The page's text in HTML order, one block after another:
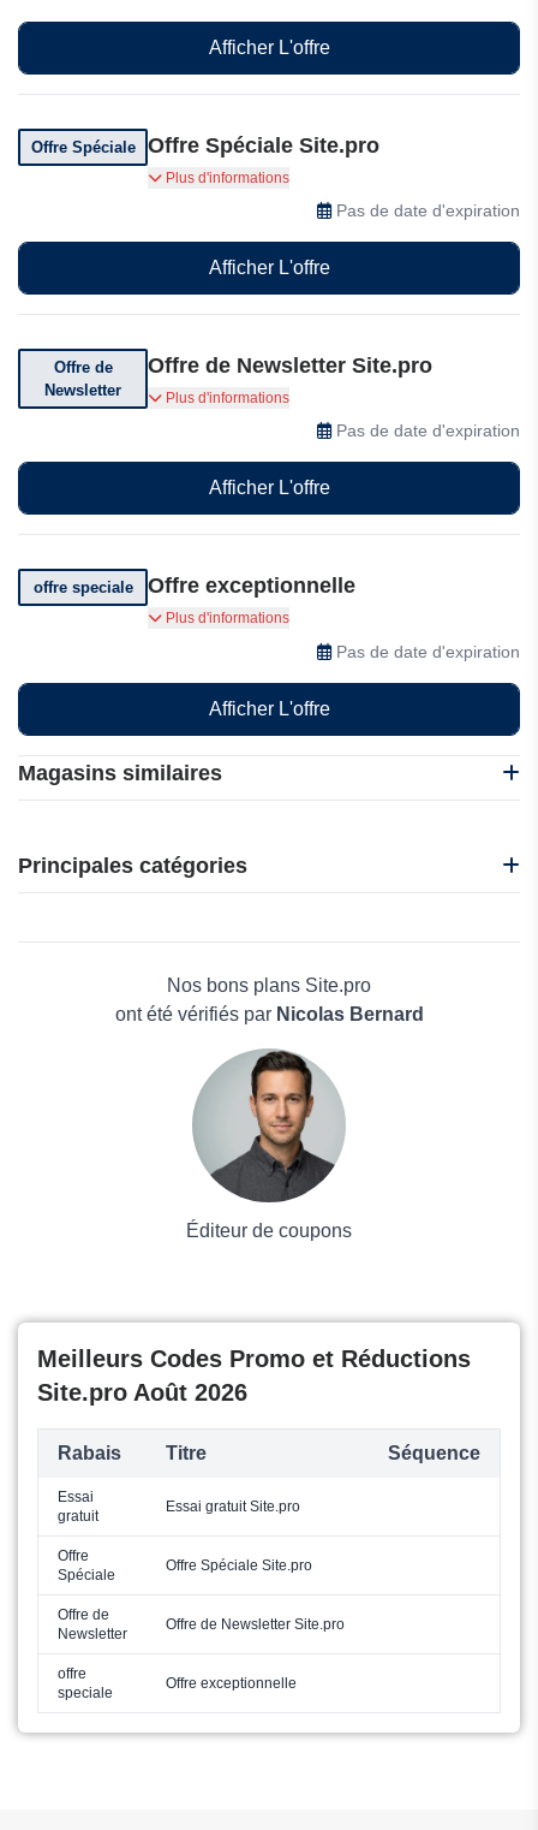
Magasins similaires
MacBooster
n8n
eUKhost
Principales catégories
Maison & Jardin
Boissons
Nos bons plans Site.pro
ont été vérifiés par Nicolas Bernard
Éditeur de coupons
Afficher L'offre
Offre Spéciale Offre Spéciale Site.pro
Site.pro vous offre une boîte aux lettres et un
Plus d'informations
Pas de date d'expiration
Afficher L'offre
Offre de
Newsletter
Offre de Newsletter Site.pro
Abonnez-vous à leur newsletter pour des
réductions exclusives, des offres et des
Plus d'informations
Pas de date d'expiration
Afficher L'offre
offre speciale Offre exceptionnelle
Obtenez le forfait de base gratuitement sur
Plus d'informations
Pas de date d'expiration
Afficher L'offre
Meilleurs Codes Promo et Réductions
Site.pro Août 2026
Rabais Titre Séquence
Essai
gratuit
Essai gratuit Site.pro
Offre
Spéciale
Offre Spéciale Site.pro
Offre de
Newsletter
Offre de Newsletter Site.pro
offre
speciale
Offre exceptionnelle